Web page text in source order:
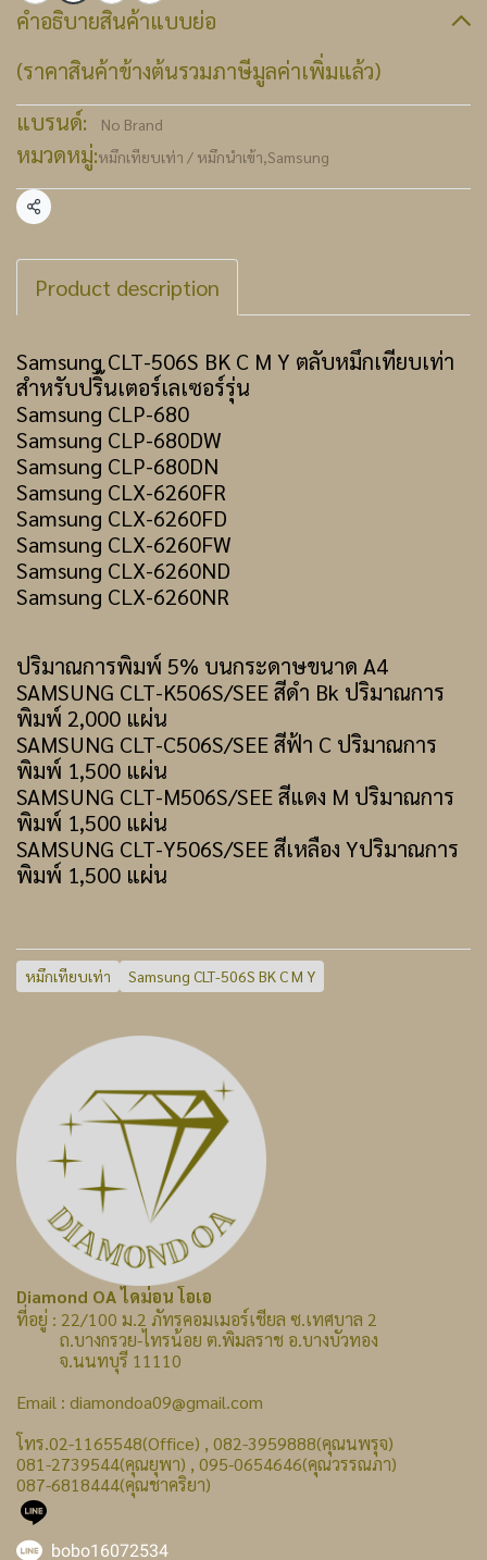
คำอธิบายสินค้าแบบย่อ
(ราคาสินค้าข้างต้นรวมภาษีมูลค่าเพิ่มแล้ว)
แบรนด์:
No Brand
หมวดหมู่:หมึกเทียบเท่า / หมึกนำเข้า,Samsung
แชร์
Product description
Samsung CLT-506S BK C M Y ตลับหมึกเทียบเท่า
สำหรับปริ๊นเตอร์เลเซอร์รุ่น
Samsung CLP-680
Samsung CLP-680DW
Samsung CLP-680DN
Samsung CLX-6260FR
Samsung CLX-6260FD
Samsung CLX-6260FW
Samsung CLX-6260ND
Samsung CLX-6260NR
ปริมาณการพิมพ์ 5% บนกระดาษขนาด A4
SAMSUNG CLT-K506S/SEE สีดำ Bk ปริมาณการ
พิมพ์ 2,000 แผ่น
SAMSUNG CLT-C506S/SEE สีฟ้า C ปริมาณการ
พิมพ์ 1,500 แผ่น
SAMSUNG CLT-M506S/SEE สีแดง M ปริมาณการ
พิมพ์ 1,500 แผ่น
SAMSUNG CLT-Y506S/SEE สีเหลือง Yปริมาณการ
พิมพ์ 1,500 แผ่น
หมึกเทียบเท่า Samsung CLT-506S BK C M Y
Diamond OA ไดม่อน โอเอ
ที่อยู่ : 22/100 ม.2 ภัทรคอมเมอร์เชียล ซ.เทศบาล 2
ถ.บางกรวย-ไทรน้อย ต.พิมลราช อ.บางบัวทอง
จ.นนทบุรี 11110
Email : diamondoa09@gmail.com
โทร.02-1165548(Office) , 082-3959888(คุณนพรุจ)
081-2739544(คุณยุพา) , 095-0654646(คุณวรรณภา)
087-6818444(คุณชาคริยา)
bobo16072534